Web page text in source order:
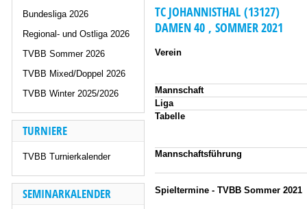
Bundesliga 2026
Regional- und Ostliga 2026
TVBB Sommer 2026
TVBB Mixed/Doppel 2026
TVBB Winter 2025/2026
TURNIERE
TVBB Turnierkalender
SEMINARKALENDER
TC JOHANNISTHAL (13127)
DAMEN 40 , SOMMER 2021
Verein
Mannschaft
Liga
Tabelle
Mannschaftsführung
Spieltermine - TVBB Sommer 2021